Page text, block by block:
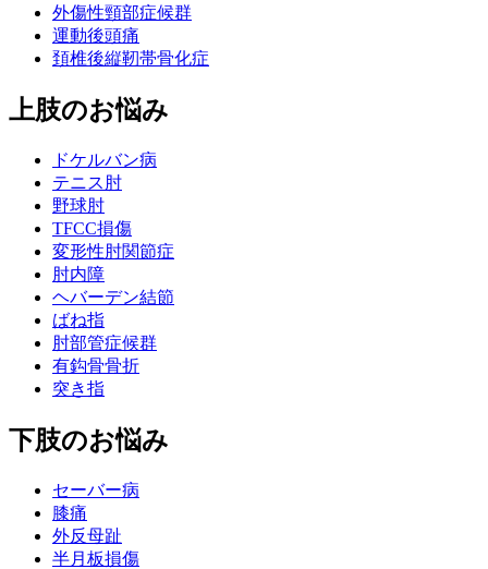
外傷性頸部症候群
運動後頭痛
頚椎後縦靭帯骨化症
上肢のお悩み
ドケルバン病
テニス肘
野球肘
TFCC損傷
変形性肘関節症
肘内障
ヘバーデン結節
ばね指
肘部管症候群
有鈎骨骨折
突き指
下肢のお悩み
セーバー病
膝痛
外反母趾
半月板損傷